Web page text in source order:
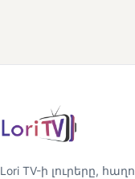
Lori TV-ի լուրերը,